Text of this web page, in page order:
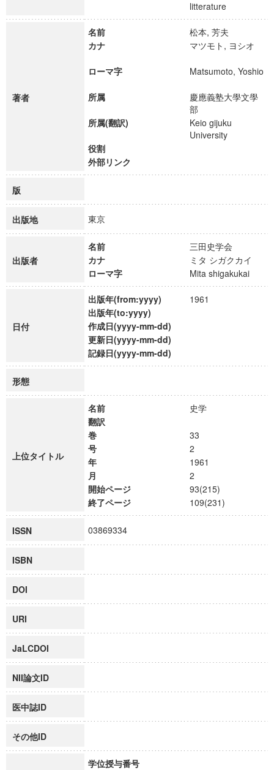
litterature
著者
名前
松本, 芳夫
カナ
マツモト, ヨシオ
ローマ字 Matsumoto, Yoshio
所属
慶應義塾大學文學
部
所属(翻訳)
Keio gijuku
University
役割
外部リンク
版
出版地 東京
出版者
名前
三田史学会
カナ
ミタ シガクカイ
ローマ字
Mita shigakukai
日付
出版年(from:yyyy)
1961
出版年(to:yyyy)
作成日(yyyy-mm-dd)
更新日(yyyy-mm-dd)
記録日(yyyy-mm-dd)
形態
上位タイトル
名前
史学
翻訳
巻
33
号
2
年
1961
月
2
開始ページ
93(215)
終了ページ
109(231)
ISSN 03869334
ISBN
DOI
URI
JaLCDOI
NII論文ID
医中誌ID
その他ID
学位授与番号